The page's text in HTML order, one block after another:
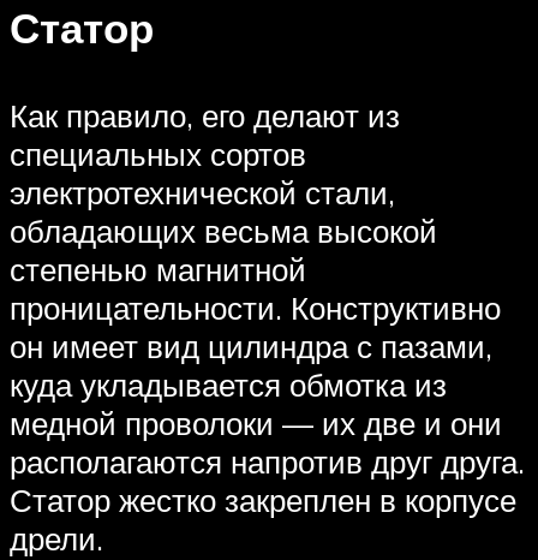
Статор
Как правило, его делают из
специальных сортов
электротехнической стали,
обладающих весьма высокой
степенью магнитной
проницательности. Конструктивно
он имеет вид цилиндра с пазами,
куда укладывается обмотка из
медной проволоки — их две и они
располагаются напротив друг друга.
Статор жестко закреплен в корпусе
дрели.